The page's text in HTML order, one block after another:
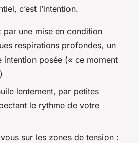
c’est l’intention.
par une mise en condition
respirations profondes, un
intention posée (« ce moment
lentement, par petites
le rythme de votre
sur les zones de tension :